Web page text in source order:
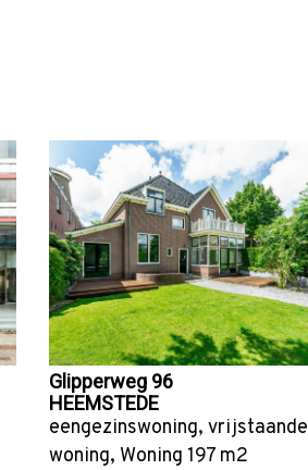
Glipperweg 96
HEEMSTEDE
eengezinswoning, vrijstaande
woning, Woning 197 m2